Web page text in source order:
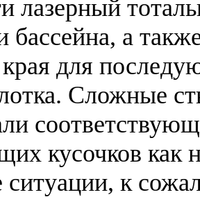
лазерный
бассейна, а
для
Сложные
кусочков как
к